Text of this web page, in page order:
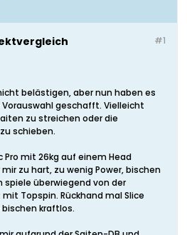
#1
belästigen, aber nun haben es
geschafft. Vielleicht
zu streichen oder die
schieben.
Pro mit 26kg auf einem Head
zu hart, zu wenig Power, bischen
spiele überwiegend von der
Topspin. Rückhand mal Slice
kraftlos.